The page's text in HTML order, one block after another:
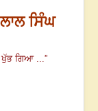
ਸਿੰਘ
ਖੁੱਭ ਗਿਆ ...”